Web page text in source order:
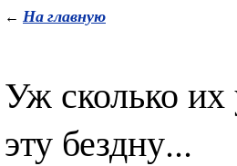
← На главную
Уж сколько их
эту бездну...